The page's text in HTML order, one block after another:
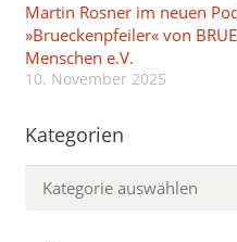
Martin Rosner im neuen
»Brueckenpfeiler« von
Menschen e.V.
10. November 2025
Kategorien
Kategorien